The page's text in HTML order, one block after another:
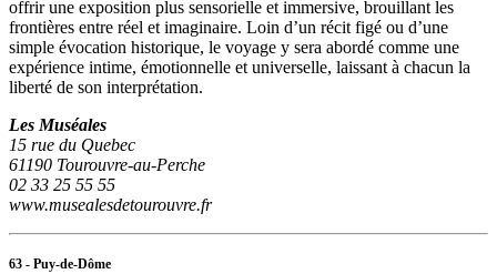
offrir une exposition plus sensorielle et immersive, brouillant les
frontières entre réel et imaginaire. Loin d’un récit figé ou d’une
simple évocation historique, le voyage y sera abordé comme une
expérience intime, émotionnelle et universelle, laissant à chacun la
liberté de son interprétation.
Les Muséales
15 rue du Quebec
61190 Tourouvre-au-Perche
02 33 25 55 55
www.musealesdetourouvre.fr
63 - Puy-de-Dôme